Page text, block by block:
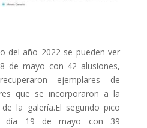
del año 2022 se pueden ver
de mayo con 42 alusiones,
ejemplares de
que se incorporaron a la
la galería.El segundo pico
día 19 de mayo con 39